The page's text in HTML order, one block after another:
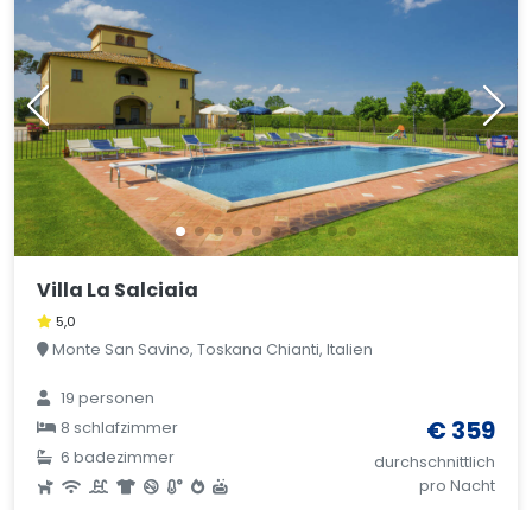
Villa La Salciaia
5,0
Monte San Savino, Toskana Chianti, Italien
19 personen
8 schlafzimmer
6 badezimmer
€ 359
durchschnittlich
pro Nacht